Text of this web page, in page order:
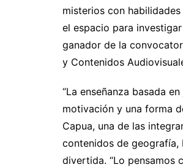
misterios con
el espacio para
ganador de la
y Contenidos
“La enseñanza basada
motivación y una forma
Capua, una de las
contenidos de geografía,
divertida. “Lo pensamos